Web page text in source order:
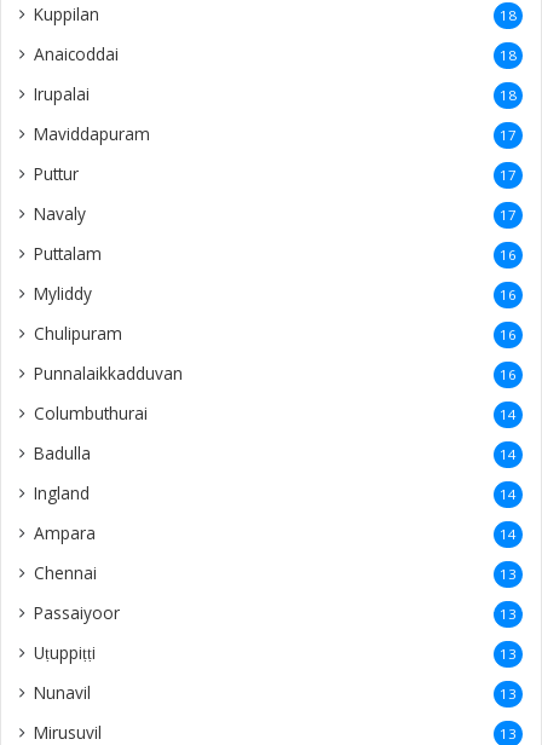
Kuppilan 18
Anaicoddai 18
Irupalai 18
Maviddapuram 17
Puttur 17
Navaly 17
Puttalam 16
Myliddy 16
Chulipuram 16
Punnalaikkadduvan 16
Columbuthurai 14
Badulla 14
Ingland 14
Ampara 14
Chennai 13
Passaiyoor 13
Uṭuppiṭṭi 13
Nunavil 13
Mirusuvil 13